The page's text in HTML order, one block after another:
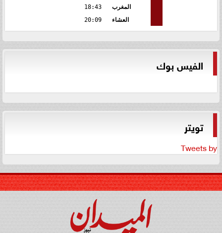
المغرب
18:43
العشاء
20:09
الفيس بوك
تويتر
Tweets by